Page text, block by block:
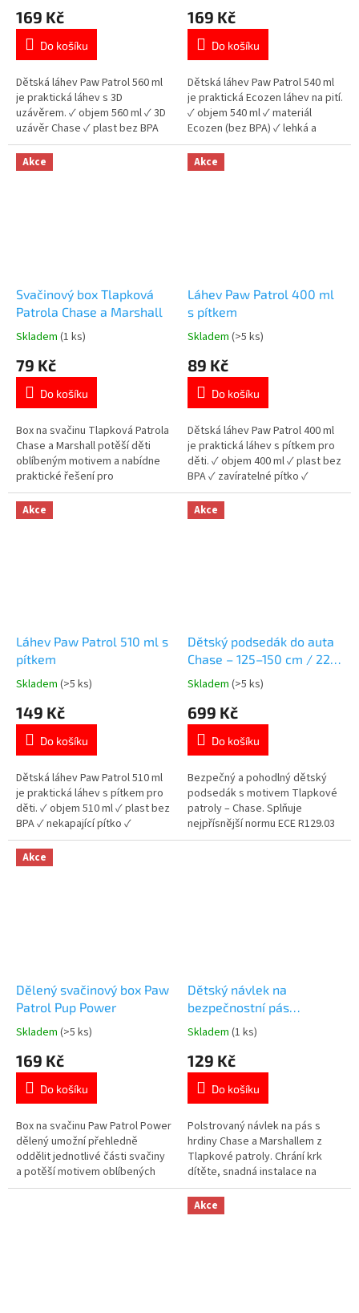
produktu
5,0
5
hvězdiček.
169 Kč
Do košíku
Dětská láhev Paw Patrol 560 ml
je praktická láhev s 3D
uzávěrem. ✓ objem 560 ml ✓ 3D
uzávěr Chase ✓ plast bez BPA
(Ecozen) ✓ licencovaný motiv
Paw Patrol 👉 Více produktů
Paw Patrol
produktu
5,0
5
hvězdiček.
169 Kč
Do košíku
Dětská láhev Paw Patrol 540 ml
je praktická Ecozen láhev na pití.
✓ objem 540 ml ✓ materiál
Ecozen (bez BPA) ✓ lehká a
odolná ✓ licencovaný motiv Paw
Patrol 👉 Více produktů Paw
Patrol
Akce
Svačinový box Tlapková
Patrola Chase a Marshall
Průměrné
produktu
5,0
5
hvězdiček.
Skladem (1 ks)
79 Kč
Do košíku
Box na svačinu Tlapková Patrola
Chase a Marshall potěší děti
oblíbeným motivem a nabídne
praktické řešení pro
každodenní svačiny. ✓ motiv
Paw Patrol – Chase a Marshall ✓
plast bez BPA – bezpečný pro
Akce
Láhev Paw Patrol 400 ml
s pítkem
Průměrné
produktu
5,0
5
hvězdiček.
Skladem (>5 ks)
89 Kč
Do košíku
Dětská láhev Paw Patrol 400 ml
je praktická láhev s pítkem pro
děti. ✓ objem 400 ml ✓ plast bez
BPA ✓ zavíratelné pítko ✓
licencovaný motiv Paw Patrol 👉
Více produktů Paw Patrol
Akce
Láhev Paw Patrol 510 ml s
pítkem
Průměrné
produktu
5,0
5
hvězdiček.
Skladem (>5 ks)
149 Kč
Do košíku
Dětská láhev Paw Patrol 510 ml
je praktická láhev s pítkem pro
děti. ✓ objem 510 ml ✓ plast bez
BPA ✓ nekapající pítko ✓
licencovaný motiv Paw Patrol 👉
Více produktů Paw Patrol
Akce
Dětský podsedák do auta
Chase – 125–150 cm / 22–
36 kg
Průměrné
produktu
5,0
5
hvězdiček.
Skladem (>5 ks)
699 Kč
Do košíku
Bezpečný a pohodlný dětský
podsedák s motivem Tlapkové
patroly – Chase. Splňuje
nejpřísnější normu ECE R129.03
(i-Size). Více produktů s
Akce
Dělený svačinový box Paw
Patrol Pup Power
Průměrné
produktu
5,0
5
hvězdiček.
Skladem (>5 ks)
169 Kč
Do košíku
Box na svačinu Paw Patrol Power
dělený umožní přehledně
oddělit jednotlivé části svačiny
a potěší motivem oblíbených
hrdinů. ✓ dělený vnitřní prostor
Dětský návlek na
bezpečnostní pás
Tlapková patrola – Chase
a Marshall | Pohodlný
chránič se suchým zipem
Průměrné
produktu
5,0
5
hvězdiček.
Skladem (1 ks)
129 Kč
Do košíku
Polstrovaný návlek na pás s
hrdiny Chase a Marshallem z
Tlapkové patroly. Chrání krk
dítěte, snadná instalace na
suchý zip. Prohlédněte si další
Tlapková patrola produkty👉
zde
Akce